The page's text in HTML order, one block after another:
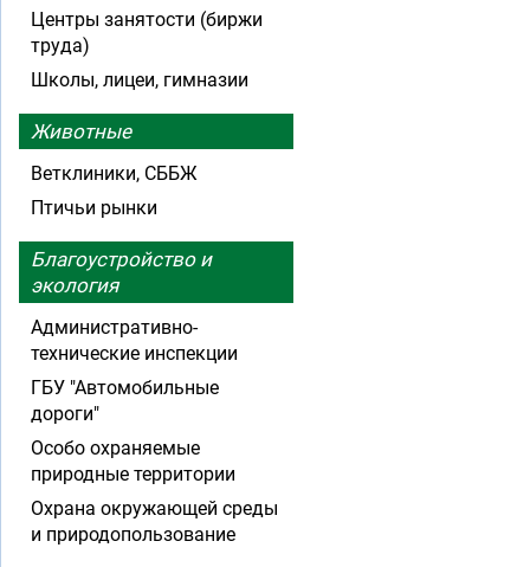
Центры занятости (биржи
труда)
Школы, лицеи, гимназии
Животные
Ветклиники, СББЖ
Птичьи рынки
Благоустройство и
экология
Административно-
технические инспекции
ГБУ "Автомобильные
дороги"
Особо охраняемые
природные территории
Охрана окружающей среды
и природопользование